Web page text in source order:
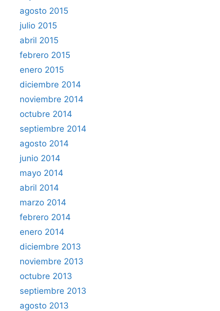
agosto 2015
julio 2015
abril 2015
febrero 2015
enero 2015
diciembre 2014
noviembre 2014
octubre 2014
septiembre 2014
agosto 2014
junio 2014
mayo 2014
abril 2014
marzo 2014
febrero 2014
enero 2014
diciembre 2013
noviembre 2013
octubre 2013
septiembre 2013
agosto 2013